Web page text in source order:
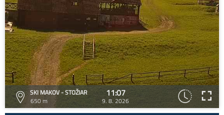
SKI MAKOV - STOŽIAR
650 m
11:07
9. 8. 2026